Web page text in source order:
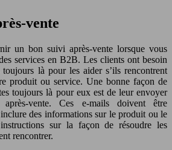
vente
un bon suivi après-vente lorsque vous
services en B2B. Les clients ont besoin
là pour les aider s’ils rencontrent
produit ou service. Une bonne façon de
toujours là pour eux est de leur envoyer
vente. Ces e-mails doivent être
des informations sur le produit ou le
sur la façon de résoudre les
rencontrer.